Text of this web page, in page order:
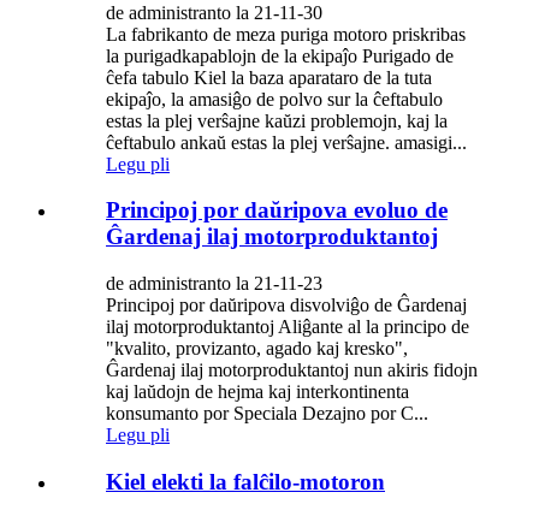
de administranto la 21-11-30
La fabrikanto de meza puriga motoro priskribas
la purigadkapablojn de la ekipaĵo Purigado de
ĉefa tabulo Kiel la baza aparataro de la tuta
ekipaĵo, la amasiĝo de polvo sur la ĉeftabulo
estas la plej verŝajne kaŭzi problemojn, kaj la
ĉeftabulo ankaŭ estas la plej verŝajne. amasigi...
Legu pli
Principoj por daŭripova evoluo de
Ĝardenaj ilaj motorproduktantoj
de administranto la 21-11-23
Principoj por daŭripova disvolviĝo de Ĝardenaj
ilaj motorproduktantoj Aliĝante al la principo de
"kvalito, provizanto, agado kaj kresko",
Ĝardenaj ilaj motorproduktantoj nun akiris fidojn
kaj laŭdojn de hejma kaj interkontinenta
konsumanto por Speciala Dezajno por C...
Legu pli
Kiel elekti la falĉilo-motoron